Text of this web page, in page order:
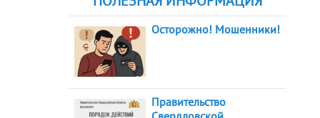
Осторожно! Мошенники!
Правительство